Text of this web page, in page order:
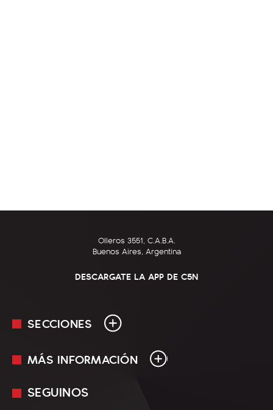
Olleros 3551, C.A.B.A.
Buenos Aires, Argentina
DESCARGATE LA APP DE C5N
SECCIONES
En Vivo
MÁS INFORMACIÓN
Mediakit
SEGUINOS